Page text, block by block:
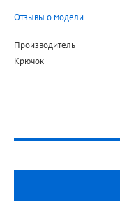
Отзывы о модели
Производитель
Крючок